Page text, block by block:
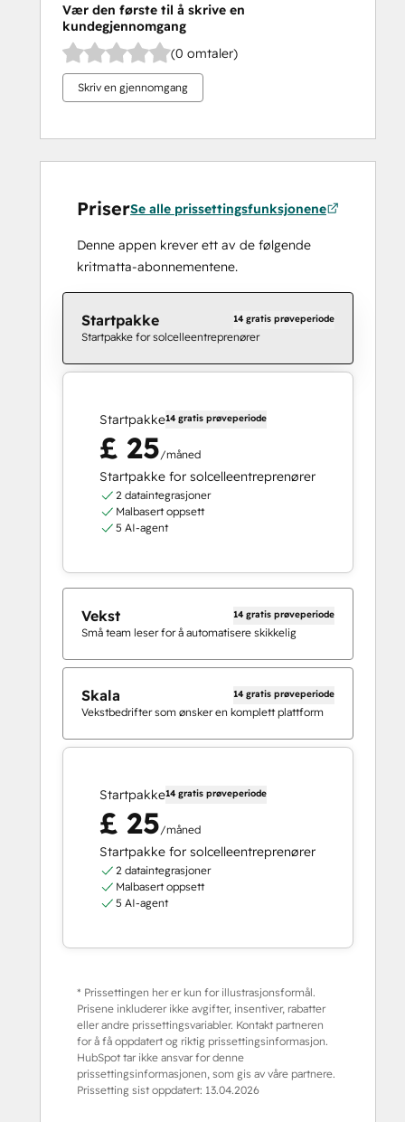
Vær den første til å skrive en
kundegjennomgang
(0 omtaler)
Skriv en gjennomgang
PriserSe alle prissettingsfunksjonene
Denne appen krever ett av de følgende
kritmatta-abonnementene.
Startpakke 14 gratis prøveperiode
Startpakke for solcelleentreprenører
Startpakke14 gratis prøveperiode
£ 25/måned
Startpakke for solcelleentreprenører
2 dataintegrasjoner
Malbasert oppsett
5 AI-agent
Vekst 14 gratis prøveperiode
Små team leser for å automatisere skikkelig
Skala 14 gratis prøveperiode
Vekstbedrifter som ønsker en komplett plattform
Startpakke14 gratis prøveperiode
£ 25/måned
Startpakke for solcelleentreprenører
2 dataintegrasjoner
Malbasert oppsett
5 AI-agent
* Prissettingen her er kun for illustrasjonsformål.
Prisene inkluderer ikke avgifter, insentiver, rabatter
eller andre prissettingsvariabler. Kontakt partneren
for å få oppdatert og riktig prissettingsinformasjon.
HubSpot tar ikke ansvar for denne
prissettingsinformasjonen, som gis av våre partnere.
Prissetting sist oppdatert: 13.04.2026